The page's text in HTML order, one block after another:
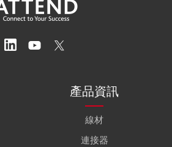
產品資訊
線材
連接器